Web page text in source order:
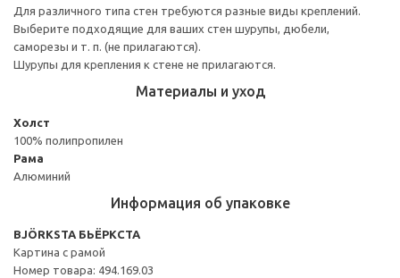
Для различного типа стен требуются разные виды креплений.
Выберите подходящие для ваших стен шурупы, дюбели,
саморезы и т. п. (не прилагаются).
Шурупы для крепления к стене не прилагаются.
Материалы и уход
Холст
100% полипропилен
Рама
Алюминий
Информация об упаковке
BJÖRKSTA БЬЁРКСТА
Картина с рамой
Номер товара: 494.169.03